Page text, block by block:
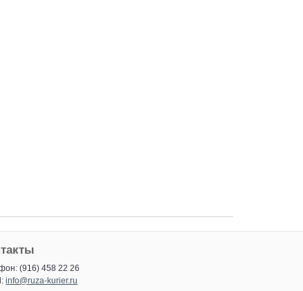
(916) 458 22 26
info@ruza-kurier.ru